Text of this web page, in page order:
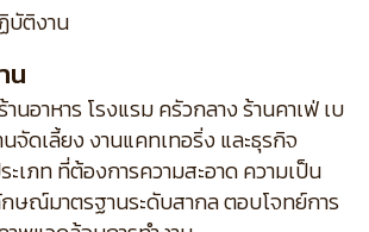
บัติงาน
น
นอาหาร โรงแรม ครัวกลาง ร้านคาเฟ่ เบ
จัดเลี้ยง งานแคทเทอริ่ง และธุรกิจ
ะเภท ที่ต้องการความสะอาด ความเป็น
กษณ์มาตรฐานระดับสากล ตอบโจทย์การ